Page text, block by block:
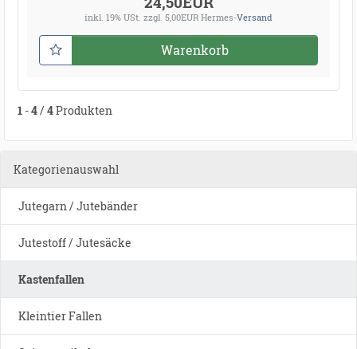
inkl. 19% USt. zzgl. 5,00EUR Hermes-Versand
Warenkorb
1 -4/ 4Produkten
Kategorienauswahl
Jutegarn / Jutebänder
Jutestoff / Jutesäcke
Kastenfallen
Kleintier Fallen